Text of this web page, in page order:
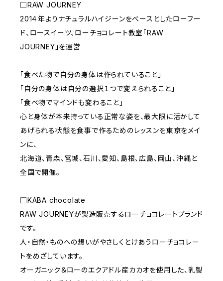
□RAW JOURNEY
201４年よりナチュラルハイジーンをべースとしたローフー
ド、ロースイーツ、ローチョコレート教室「RAW
JOURNEY」を運営
「食べた物で自分の身体は作られていること」
「自分の身体は自分の選択１つで変えられること」
「食べ物でマインドも変わること」
心と身体が本来持っている正常な姿を、最大限に活かして
あげられる状態を食事で作るためのレッスンを東京をメイ
ンに、
北海道、青森、宮城、石川、愛知、島根、広島、岡山、沖縄と
全国で開催。
□KABA chocolate
RAW JOURNEYが製造販売するローチョコレートブランド
です。
人・自然・ものへの想いがやさしくとけあうローチョコレー
トをめざしています。
オーガニック＆ローのエクアドル産カカオを使用した、乳製